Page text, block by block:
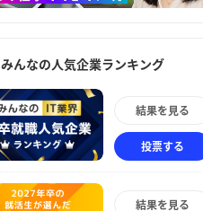
みんなの人気企業ランキング
結果を見る
投票する
結果を見る